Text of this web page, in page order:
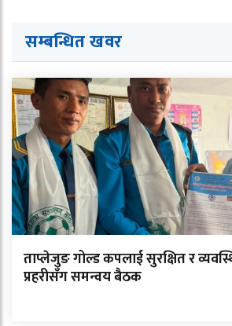
सम्बन्धित खवर
ताप्लेजुङ गोल्ड कपलाई सुरक्षित र
प्रहरीसँग समन्वय बैठक